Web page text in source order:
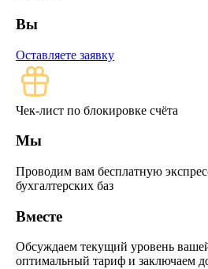
Вы
Оставляете заявку
Чек-лист по блокировке счёта
Мы
Проводим вам бесплатную
бухгалтерских баз
Вместе
Обсуждаем текущий уровень
оптимальный тариф и заключаем